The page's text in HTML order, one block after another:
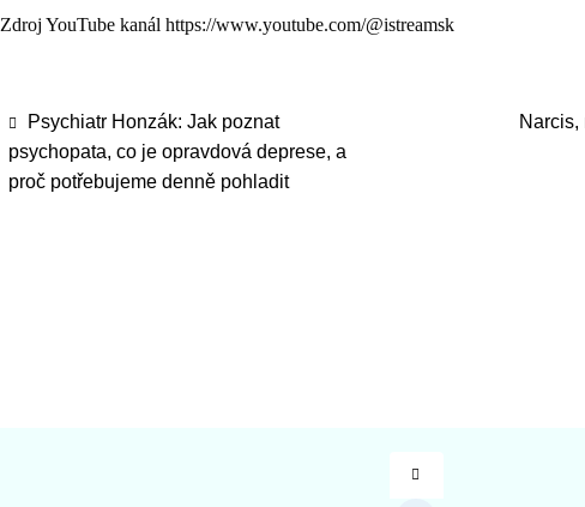
Zdroj YouTube kanál https://www.youtube.com/@istreamsk
Psychiatr Honzák: Jak poznat
psychopata, co je opravdová deprese, a
proč potřebujeme denně pohladit
Narcis,